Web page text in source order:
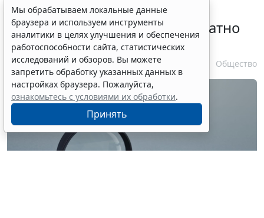
Временное удостоверение
личности оформляется бесплатно
при утрате паспорта
7 августа 2026 17:55 Общество
Мы обрабатываем локальные данные
браузера и используем инструменты
аналитики в целях улучшения и обеспечения
работоспособности сайта, статистических
исследований и обзоров. Вы можете
запретить обработку указанных данных в
настройках браузера. Пожалуйста,
ознакомьтесь с условиями их обработки.
Принять